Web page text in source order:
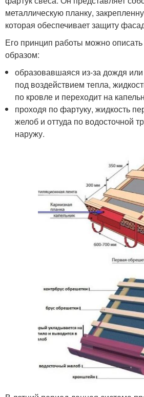
металлическую планку,
которая обеспечивает защиту
Его принцип работы можно
образом:
образовавшаяся из-за дождя
под воздействием тепла,
по кровле и переходит на
проходя по фартуку, жидкость
желоб и оттуда по водосточной
наружу.